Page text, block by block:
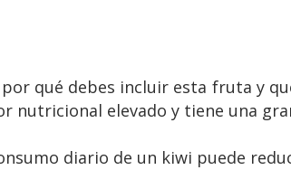
qué debes incluir esta fruta y
nutricional elevado y tiene una
diario de un kiwi puede